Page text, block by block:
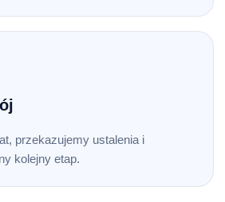
przekazujemy ustalenia i
kolejny etap.